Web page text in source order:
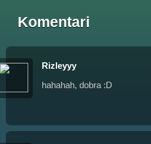
Komentari
Rizleyyy
hahahah, dobra :D